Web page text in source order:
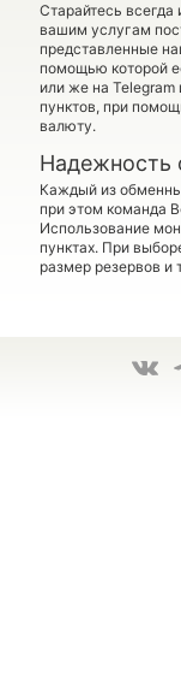
Старайтесь всегда
вашим услугам
представленные
помощью которой
или же на Telegram
пунктов, при
валюту.
Надежность
Каждый из
при этом команда
Использование
пунктах. При
размер резервов и